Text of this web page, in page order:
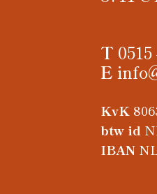
T
E
KvK
btw id
IBAN